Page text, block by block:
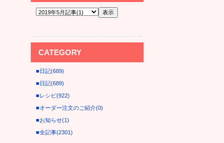
CATEGORY
■日記(689)
■日記(689)
■レシピ(922)
■オーダー注文のご紹介(0)
■お知らせ(1)
■全記事(2301)